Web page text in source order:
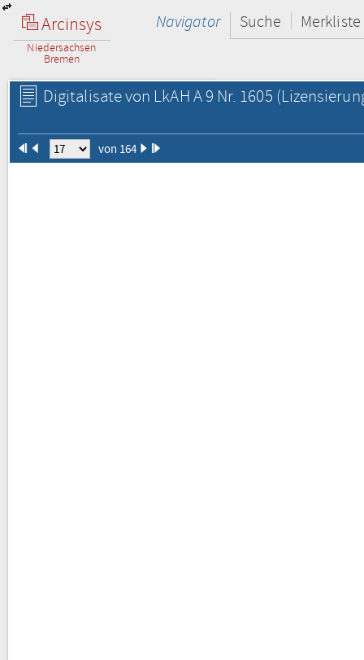
Arcinsys
Niedersachsen
Bremen
Navigator Suche Merkliste
Digitalisate von LkAH A 9 Nr. 1605
von 164